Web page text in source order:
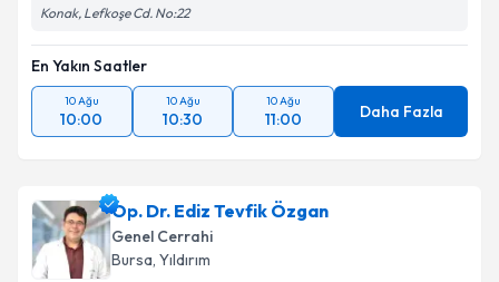
Konak, Lefkoşe Cd. No:22
En Yakın Saatler
10 Ağu
10:00
10 Ağu
10:30
10 Ağu
11:00 Daha Fazla
Op. Dr. Ediz Tevfik Özgan
Genel Cerrahi
Bursa, Yıldırım